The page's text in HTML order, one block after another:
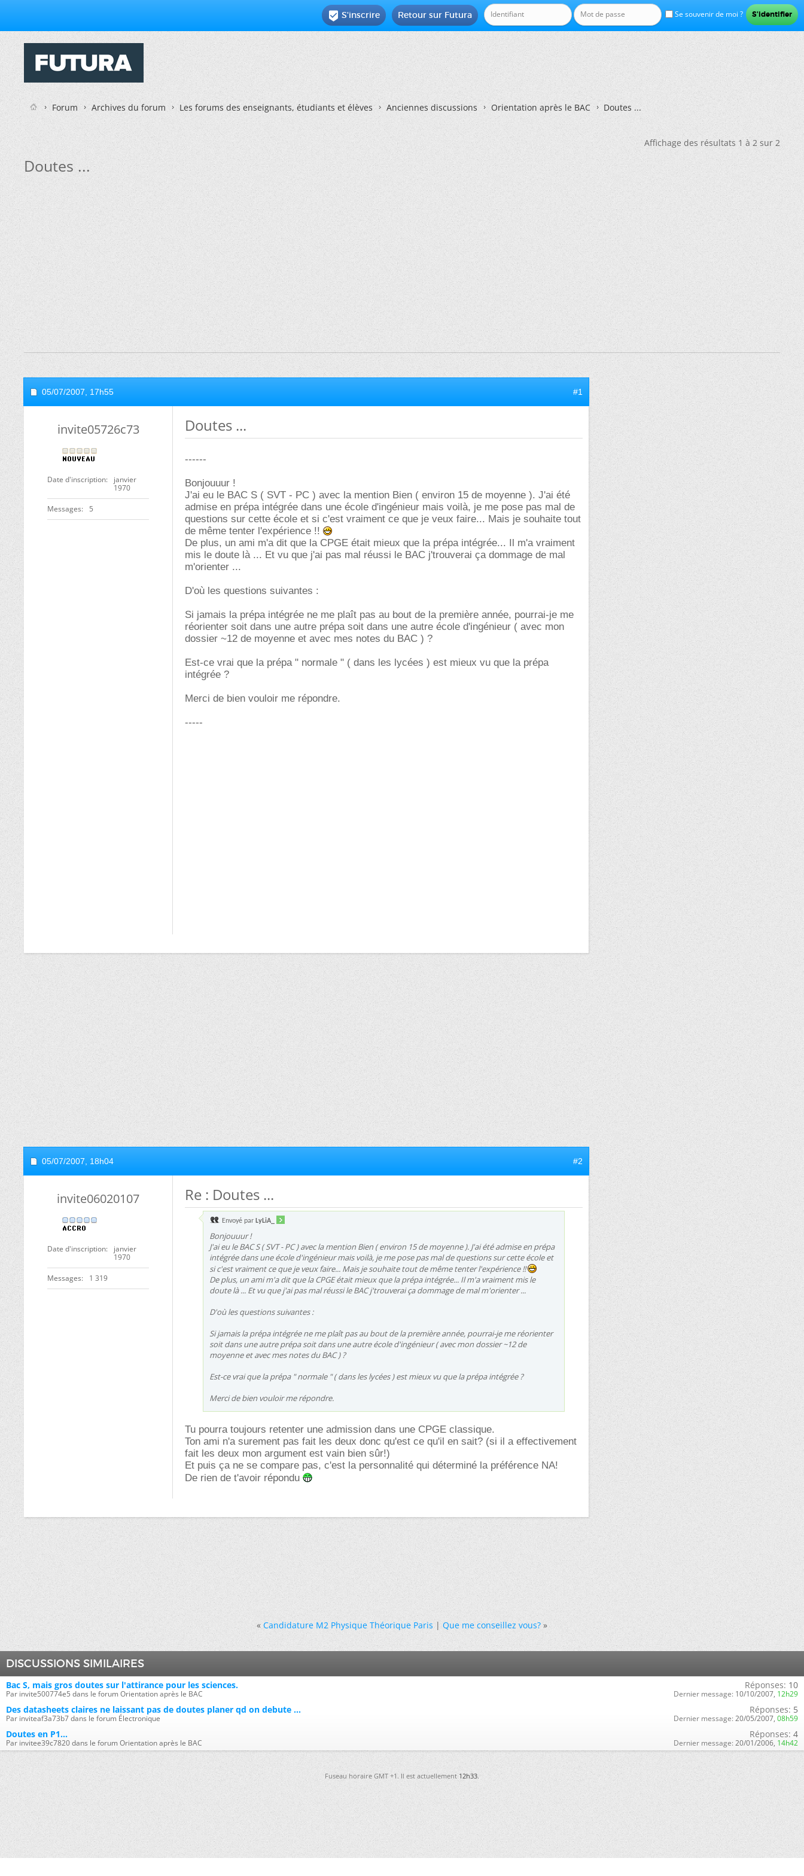
Se souvenir de moi ?
Retour sur Futura
 S'inscrire
Forum Archives du forum Les forums des enseignants, étudiants et élèves Anciennes discussions Orientation après le BAC Doutes ...
Affichage des résultats 1 à 2 sur 2
Doutes ...
05/07/2007, 17h55 #1
invite05726c73
Date d'inscription
janvier
1970
Messages 5
Doutes ...
------
Bonjouuur !
J'ai eu le BAC S ( SVT - PC ) avec la mention Bien ( environ 15 de moyenne ). J'ai été
admise en prépa intégrée dans une école d'ingénieur mais voilà, je me pose pas mal de
questions sur cette école et si c'est vraiment ce que je veux faire... Mais je souhaite tout
de même tenter l'expérience !!
De plus, un ami m'a dit que la CPGE était mieux que la prépa intégrée... Il m'a vraiment
mis le doute là ... Et vu que j'ai pas mal réussi le BAC j'trouverai ça dommage de mal
m'orienter ...
D'où les questions suivantes :
Si jamais la prépa intégrée ne me plaît pas au bout de la première année, pourrai-je me
réorienter soit dans une autre prépa soit dans une autre école d'ingénieur ( avec mon
dossier ~12 de moyenne et avec mes notes du BAC ) ?
Est-ce vrai que la prépa " normale " ( dans les lycées ) est mieux vu que la prépa
intégrée ?
Merci de bien vouloir me répondre.
-----
05/07/2007, 18h04 #2
invite06020107
Date d'inscription
janvier
1970
Messages 1 319
Re : Doutes ...
Envoyé par LyLiA_
Bonjouuur !
J'ai eu le BAC S ( SVT - PC ) avec la mention Bien ( environ 15 de moyenne ). J'ai été admise en prépa
intégrée dans une école d'ingénieur mais voilà, je me pose pas mal de questions sur cette école et
si c'est vraiment ce que je veux faire... Mais je souhaite tout de même tenter l'expérience !!
De plus, un ami m'a dit que la CPGE était mieux que la prépa intégrée... Il m'a vraiment mis le
doute là ... Et vu que j'ai pas mal réussi le BAC j'trouverai ça dommage de mal m'orienter ...
D'où les questions suivantes :
Si jamais la prépa intégrée ne me plaît pas au bout de la première année, pourrai-je me réorienter
soit dans une autre prépa soit dans une autre école d'ingénieur ( avec mon dossier ~12 de
moyenne et avec mes notes du BAC ) ?
Est-ce vrai que la prépa " normale " ( dans les lycées ) est mieux vu que la prépa intégrée ?
Merci de bien vouloir me répondre.
Tu pourra toujours retenter une admission dans une CPGE classique.
Ton ami n'a surement pas fait les deux donc qu'est ce qu'il en sait? (si il a effectivement
fait les deux mon argument est vain bien sûr!)
Et puis ça ne se compare pas, c'est la personnalité qui déterminé la préférence NA!
De rien de t'avoir répondu
« Candidature M2 Physique Théorique Paris|Que me conseillez vous? »
DISCUSSIONS SIMILAIRES
Bac S, mais gros doutes sur l'attirance pour les sciences.
Par invite500774e5 dans le forum Orientation après le BAC
Réponses: 10
Dernier message: 10/10/2007, 12h29
Des datasheets claires ne laissant pas de doutes planer qd on debute ...
Par inviteaf3a73b7 dans le forum Électronique
Réponses: 5
Dernier message: 20/05/2007, 08h59
Doutes en P1...
Par invitee39c7820 dans le forum Orientation après le BAC
Réponses: 4
Dernier message: 20/01/2006, 14h42
Fuseau horaire GMT +1. Il est actuellement12h33.